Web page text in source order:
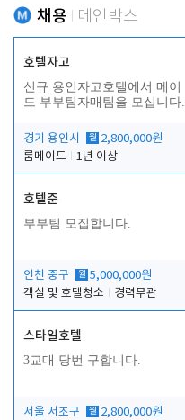
채용 메인박스
호텔자고
신규 용인자고호텔에서 메이
드 부부팀자매팀을 모십니다.
경기 용인시 월 2,800,000원
룸메이드
1년 이상
호텔준
부부팀 모집합니다.
인천 중구 월 5,000,000원
객실 및 호텔청소
경력무관
스타일호텔
3교대 당번 구합니다.
서울 서초구 월 2,800,000원